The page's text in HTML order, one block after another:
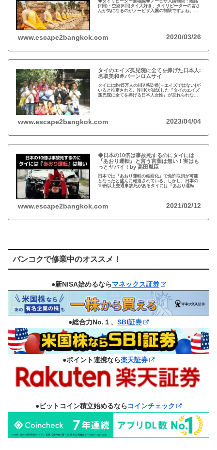
◆タイリピーター要確認◆ノービザ入国制限：陸路
(2回)・空路(6回)タイ大好き、タイリピーターの皆さ
んが気になるのがノービザ入国の制限ですよね。近
www.escape2bangkok.com 2020/03/26
タイのエイズ孤児院に全てを捧げた日本人:
名取美和＠バーンロムサイ
タイには約45万人のHIV感染者(＝エイズではない)が
いると推定される。NHKが放送した『タイのエイズ
孤児院に全てを捧げる日本人女性』が忘れられな
www.escape2bangkok.com 2023/04/04
◆日本の10倍は事故死するのにタイには
『あおり運転』と言う言葉は無い！実はも
っとヤバイ！by 高田胤臣
日本では『あおり運転の厳罰化』で免許取消が可能
となったと盛んに報道されている。しかし、日本の
10倍以上交通事故死があるタイには『あおり運転』
www.escape2bangkok.com 2021/02/12
バンコクで修業中のオススメ！
●新NISA始めるならマネックス証券
●総合力No.１、 SBI証券
●ポイント連携なら楽天証券
●ビットコイン積立始めるならコインチェック